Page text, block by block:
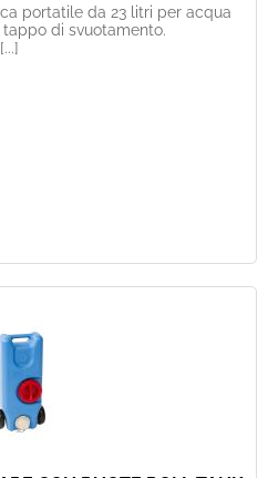
portatile da 23 litri per acqua
di svuotamento.